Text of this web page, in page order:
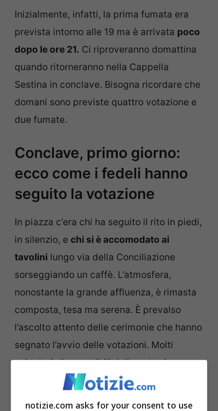
Inizialmente, infatti, la prima fumata era
prevista intorno alle 19 ma è arrivata poco
dopo le ore 21. Ci riproveranno domattina
quando ritorneranno nella Cappella
Sestina in conclave. Bisogna ricordare che
domani sono previste quattro votazione e
due fumate.
Conclave, primo giorno:
ecco come i fedeli hanno
seguito la votazione
In piazza c’era chi ha seguito il rito in piedi,
in silenzio, e chi si è accomodato ai
tavolini lungo via della Conciliazione
sorseggiando un caffè. L’atmosfera,
nonostante la grande affluenza, è rimasta
composta, tesa ma serena. È prevalso
l’ascolto attento delle cerimonie che hanno
segnato l’avvio delle votazioni. Molti
volontari, riconoscibili dalle pettorine
verdi, hanno affiancato le forze dell’ordine
notizie.com asks for your consent to use